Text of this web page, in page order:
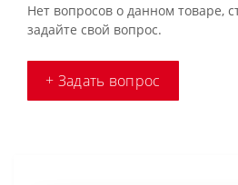
Нет вопросов о данном товаре,
задайте свой вопрос.
+ Задать вопрос